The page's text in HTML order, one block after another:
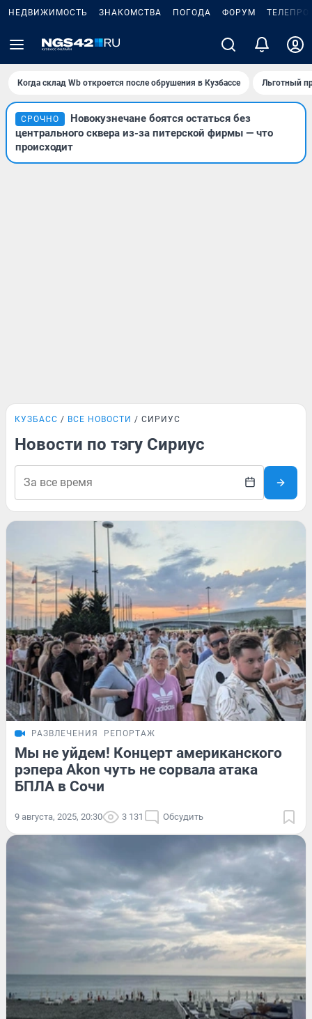
НЕДВИЖИМОСТЬ ЗНАКОМСТВА ПОГОДА ФОРУМ
Когда склад Wb откроется после обрушения в Кузбассе Льготный
СРОЧНО
Новокузнечане боятся остаться без
центрального сквера из-за питерской фирмы — что
происходит
КУЗБАСС ВСЕ НОВОСТИ СИРИУС
Новости по тэгу Сириус
РАЗВЛЕЧЕНИЯ РЕПОРТАЖ
Мы не уйдем! Концерт американского
рэпера Akon чуть не сорвала атака
БПЛА в Сочи
9 августа, 2025, 20:30 3 131 Обсудить